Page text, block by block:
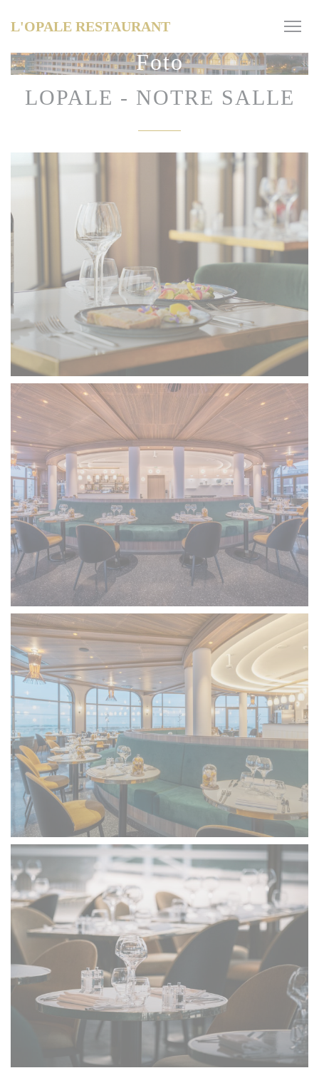
L'OPALE RESTAURANT
Foto
LOPALE - NOTRE SALLE